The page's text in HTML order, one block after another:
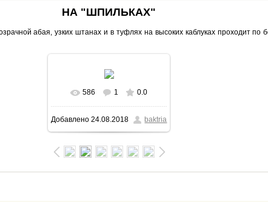
НА "ШПИЛЬКАХ"
абая, узких штанах и в туфлях на высоких каблуках проходит
В реальном размере
1024x715/ 210.0Kb
586 1 0.0
Добавлено 24.08.2018 baktria